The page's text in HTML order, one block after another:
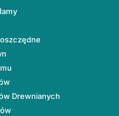
Drewnianych